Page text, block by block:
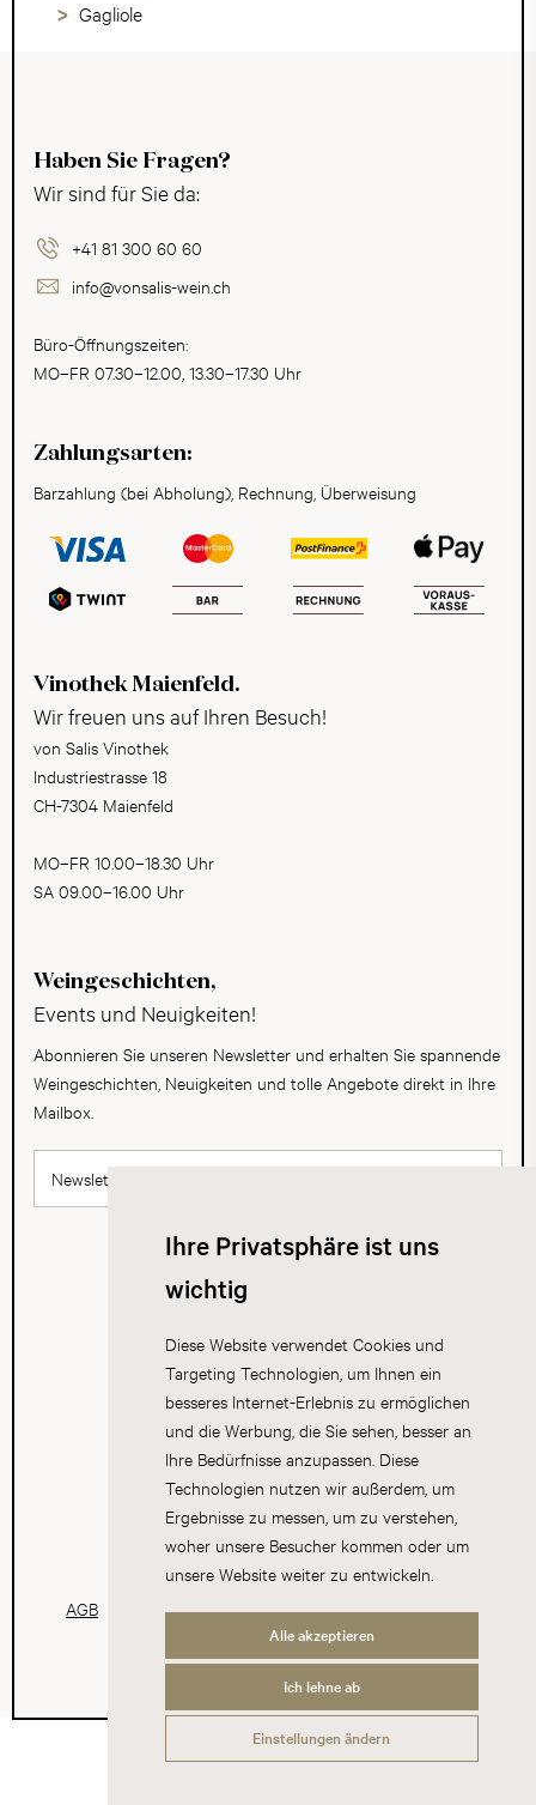
Ihre Privatsphäre ist uns
wichtig
Diese Website verwendet Cookies und
Targeting Technologien, um Ihnen ein
besseres Internet-Erlebnis zu ermöglichen
und die Werbung, die Sie sehen, besser an
Ihre Bedürfnisse anzupassen. Diese
Technologien nutzen wir außerdem, um
Ergebnisse zu messen, um zu verstehen,
woher unsere Besucher kommen oder um
unsere Website weiter zu entwickeln.
Alle akzeptieren
Ich lehne ab
Einstellungen ändern
Gagliole
Haben Sie Fragen?
Wir sind für Sie da:
+41 81 300 60 60
info@vonsalis-wein.ch
Büro-Öffnungszeiten:
MO–FR 07.30–12.00, 13.30–17.30 Uhr
Zahlungsarten:
Barzahlung (bei Abholung), Rechnung, Überweisung
Vinothek Maienfeld.
Wir freuen uns auf Ihren Besuch!
von Salis Vinothek
Industriestrasse 18
CH-7304 Maienfeld
MO–FR 10.00–18.30 Uhr
SA 09.00–16.00 Uhr
Weingeschichten,
Events und Neuigkeiten!
Abonnieren Sie unseren Newsletter und erhalten Sie spannende
Weingeschichten, Neuigkeiten und tolle Angebote direkt in Ihre
Mailbox.
Newsletter abonnieren
AGB Datenschutz Impressum Cookies